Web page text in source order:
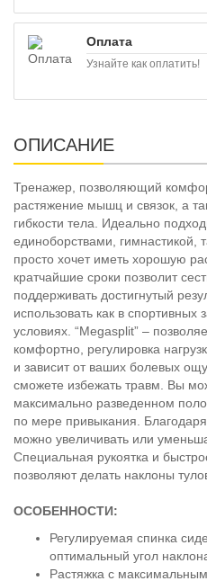
Оплата
Узнайте как оплатить!
ОПИСАНИЕ
Тренажер, позволяющий
растяжение мышц и связок, а
гибкости тела. Идеально
единоборствами, гимнастикой,
просто хочет иметь хорошую
кратчайшие сроки позволит
поддерживать достигнутый
использовать как в
условиях. “Megasplit” –
комфортно, регулировка
и зависит от ваших болевых
сможете избежать травм. Вы
максимально разведенном
по мере привыкания.
можно увеличивать или
Специальная рукоятка и
позволяют делать наклоны
ОСОБЕННОСТИ:
Регулируемая спинка
оптимальный угол
Растяжка с